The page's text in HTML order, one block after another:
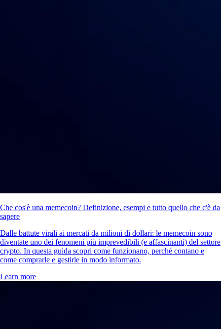
Che cos'è una memecoin? Definizione, esempi e tutto quello che c'è da
sapere
Dalle battute virali ai mercati da milioni di dollari: le memecoin sono
diventate uno dei fenomeni più imprevedibili (e affascinanti) del settore
crypto. In questa guida scopri come funzionano, perché contano e
come comprarle e gestirle in modo informato.
Learn more